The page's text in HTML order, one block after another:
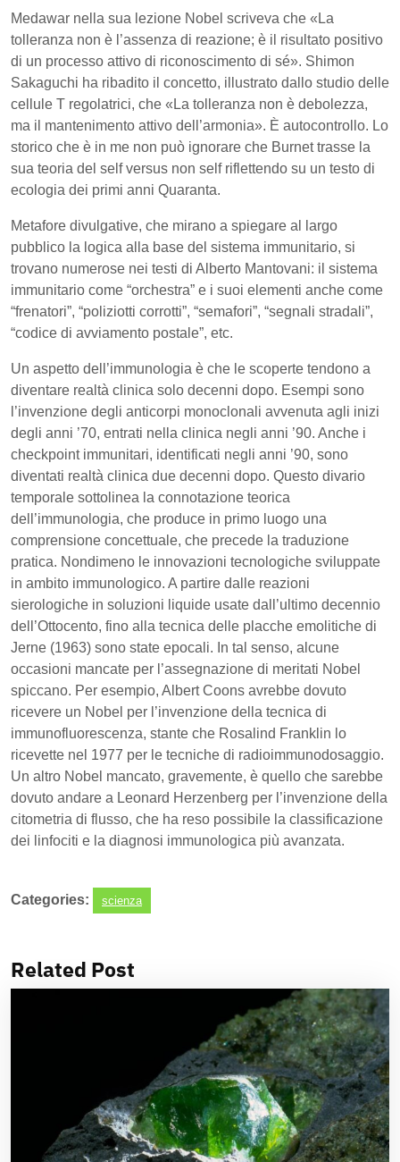
Medawar nella sua lezione Nobel scriveva che «La
tolleranza non è l’assenza di reazione; è il risultato positivo
di un processo attivo di riconoscimento di sé». Shimon
Sakaguchi ha ribadito il concetto, illustrato dallo studio delle
cellule T regolatrici, che «La tolleranza non è debolezza,
ma il mantenimento attivo dell’armonia». È autocontrollo. Lo
storico che è in me non può ignorare che Burnet trasse la
sua teoria del self versus non self riflettendo su un testo di
ecologia dei primi anni Quaranta.
Metafore divulgative, che mirano a spiegare al largo
pubblico la logica alla base del sistema immunitario, si
trovano numerose nei testi di Alberto Mantovani: il sistema
immunitario come “orchestra” e i suoi elementi anche come
“frenatori”, “poliziotti corrotti”, “semafori”, “segnali stradali”,
“codice di avviamento postale”, etc.
Un aspetto dell’immunologia è che le scoperte tendono a
diventare realtà clinica solo decenni dopo. Esempi sono
l’invenzione degli anticorpi monoclonali avvenuta agli inizi
degli anni ’70, entrati nella clinica negli anni ’90. Anche i
checkpoint immunitari, identificati negli anni ’90, sono
diventati realtà clinica due decenni dopo. Questo divario
temporale sottolinea la connotazione teorica
dell’immunologia, che produce in primo luogo una
comprensione concettuale, che precede la traduzione
pratica. Nondimeno le innovazioni tecnologiche sviluppate
in ambito immunologico. A partire dalle reazioni
sierologiche in soluzioni liquide usate dall’ultimo decennio
dell’Ottocento, fino alla tecnica delle placche emolitiche di
Jerne (1963) sono state epocali. In tal senso, alcune
occasioni mancate per l’assegnazione di meritati Nobel
spiccano. Per esempio, Albert Coons avrebbe dovuto
ricevere un Nobel per l’invenzione della tecnica di
immunofluorescenza, stante che Rosalind Franklin lo
ricevette nel 1977 per le tecniche di radioimmunodosaggio.
Un altro Nobel mancato, gravemente, è quello che sarebbe
dovuto andare a Leonard Herzenberg per l’invenzione della
citometria di flusso, che ha reso possibile la classificazione
dei linfociti e la diagnosi immunologica più avanzata.
Categories: scienza
Related Post